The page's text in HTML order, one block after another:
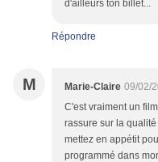
d'ailleurs ton billet...
Répondre
M Marie-Claire 09/02/
C'est vraiment un
rassure sur la
mettez en appétit
programmé dans